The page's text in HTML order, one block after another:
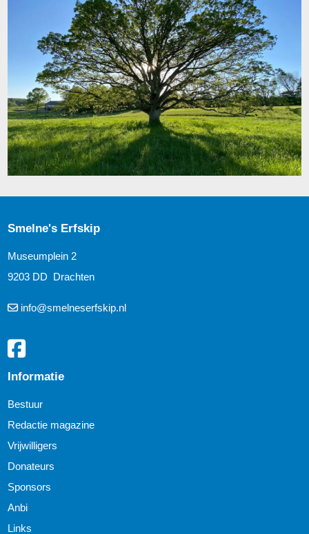
Smelne's Erfskip
Museumplein 2
9203 DD Drachten
info@smelneserfskip.nl
Informatie
Bestuur
Redactie magazine
Vrijwilligers
Donateurs
Sponsors
Anbi
Links